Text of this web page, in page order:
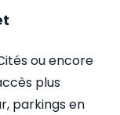
ou encore
plus
parkings en